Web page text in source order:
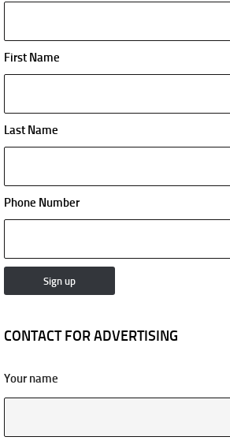
First Name
Last Name
Phone Number
CONTACT FOR ADVERTISING
Your name